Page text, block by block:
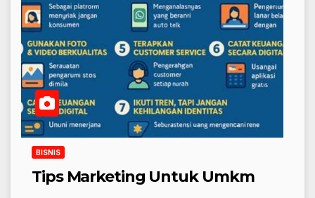
BISNIS
Tips Marketing Untuk Umkm